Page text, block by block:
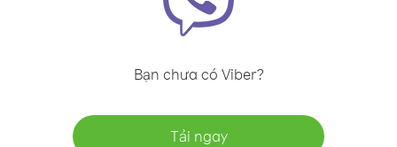
Bạn chưa có Viber?
Tải ngay